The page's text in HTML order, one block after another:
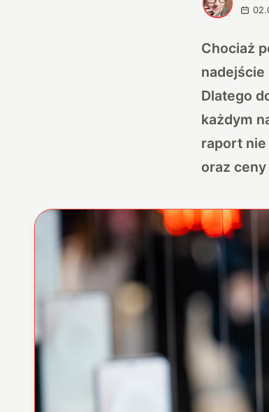
Chociaż
nadejście
Dlatego
każdym
raport nie
oraz